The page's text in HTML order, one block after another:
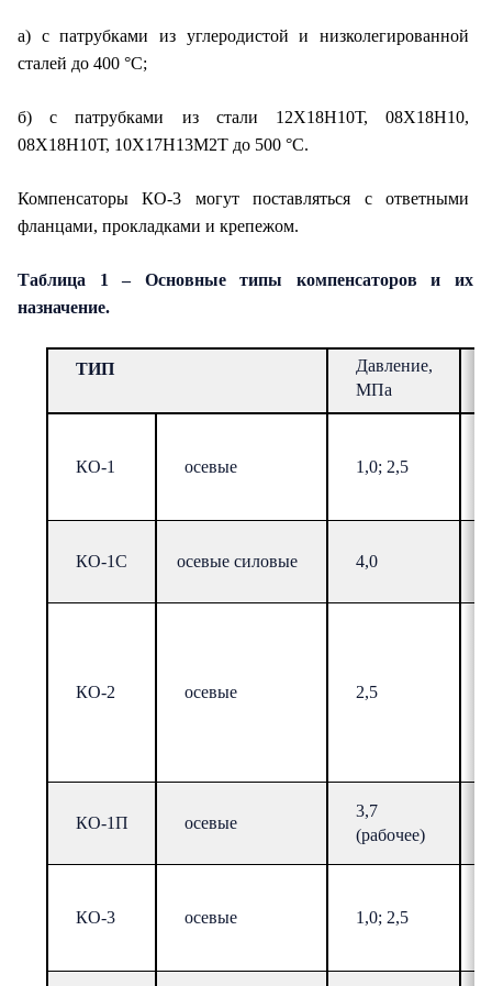
а) с патрубками из углеродистой и низколегированной
сталей до 400 °С;
б) с патрубками из стали 12Х18Н10Т, 08Х18Н10,
08Х18Н10Т, 10Х17Н13М2Т до 500 °С.
Компенсаторы КО-3 могут поставляться с ответными
фланцами, прокладками и крепежом.
Таблица 1 – Основные типы компенсаторов и их
назначение.
ТИП
Давление,
МПа
КО-1 осевые 1,0; 2,5
КО-1С осевые силовые 4,0
КО-2 осевые 2,5
КО-1П осевые
3,7
(рабочее)
КО-3 осевые 1,0; 2,5